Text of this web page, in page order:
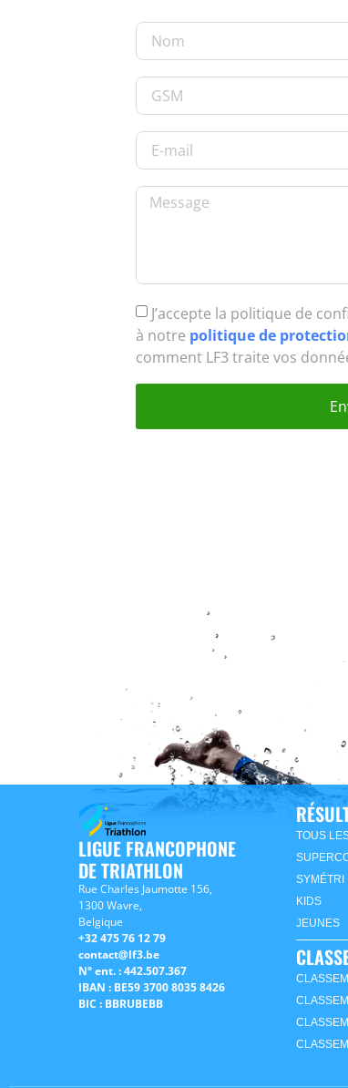
J’accepte la politique de
à notre politique de
comment LF3 traite vos
LIGUE FRANCOPHONE
DE TRIATHLON
Rue Charles Jaumotte 156,
1300 Wavre,
Belgique
+32 475 76 12 79
contact@lf3.be
N° ent. : 442.507.367
IBAN : BE59 3700 8035 8426
BIC : BBRUBEBB
TOUS
SYMÉTRI
KIDS
JEUNES